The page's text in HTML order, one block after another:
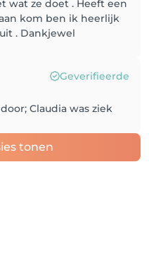
wat ze doet . Heeft een
kom ben ik heerlijk
. Dankjewel
Geverifieerde
Claudia was ziek
tonen